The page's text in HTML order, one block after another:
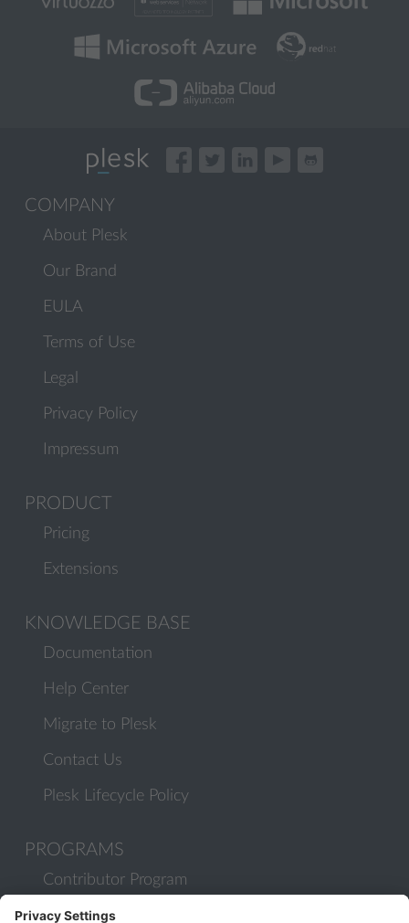
COMPANY
About Plesk
Our Brand
EULA
Terms of Use
Legal
Privacy Policy
Impressum
PRODUCT
Pricing
Extensions
KNOWLEDGE BASE
Documentation
Help Center
Migrate to Plesk
Contact Us
Plesk Lifecycle Policy
PROGRAMS
Contributor Program
Partner Program